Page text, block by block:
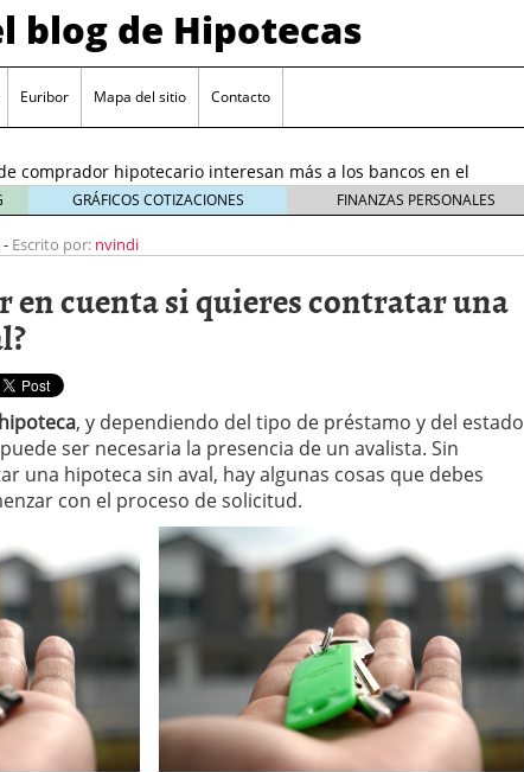
blog de Hipotecas
Euribor Mapa del sitio Contacto
euríbor 2026: analistas sitúan el índice entre 2,25 % y 2,30 %
06/01/2026
alerta sobre el sobreendeudamiento inmobiliario
comprador hipotecario interesan más a los bancos en el
21/01/2026
no residentes en España: requisitos y condiciones actuales
2026
euríbor 2026: analistas sitúan el índice entre 2,25 % y 2,30 %
06/01/2026
alerta sobre el sobreendeudamiento inmobiliario
GRÁFICOS COTIZACIONES FINANZAS PERSONALES
- Escrito por: nvindi
en cuenta si quieres contratar una
hipoteca, y dependiendo del tipo de préstamo y del estado
ser necesaria la presencia de un avalista. Sin
una hipoteca sin aval, hay algunas cosas que debes
con el proceso de solicitud.